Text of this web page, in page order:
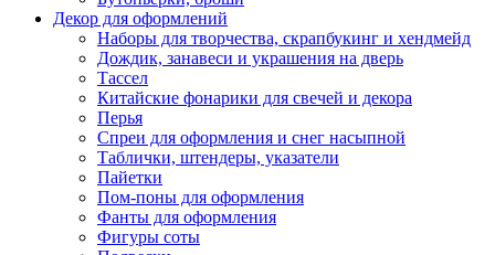
Декор для оформлений
Наборы для творчества, скрапбукинг и хендмейд
Дождик, занавеси и украшения на дверь
Тассел
Китайские фонарики для свечей и декора
Перья
Спреи для оформления и снег насыпной
Таблички, штендеры, указатели
Пайетки
Пом-поны для оформления
Фанты для оформления
Фигуры соты